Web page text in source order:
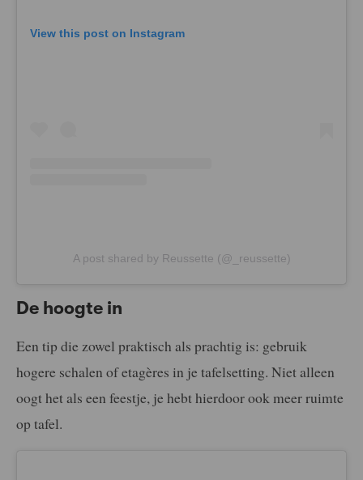
View this post on Instagram
A post shared by Reussette (@_reussette)
De hoogte in
Een tip die zowel praktisch als prachtig is: gebruik
hogere schalen of etagères in je tafelsetting. Niet alleen
oogt het als een feestje, je hebt hierdoor ook meer ruimte
op tafel.